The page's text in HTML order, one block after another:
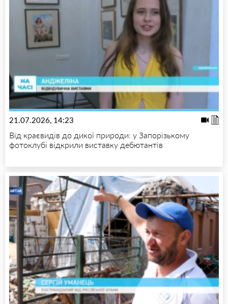
21.07.2026, 14:23
Від краєвидів до дикої природи: у Запорізькому
фотоклубі відкрили виставку дебютантів